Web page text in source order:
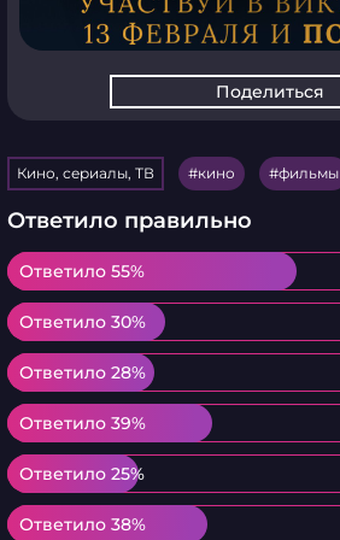
Поделиться
Кино, сериалы, ТВ кино фильмы
Ответило правильно
Ответило 55%
Ответило 55%
Ответило 30%
Ответило 30%
Ответило 28%
Ответило 28%
Ответило 39%
Ответило 39%
Ответило 25%
Ответило 25%
Ответило 38%
Ответило 38%